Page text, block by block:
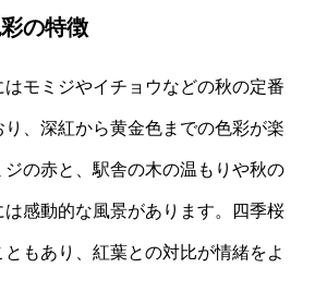
の特徴
はモミジやイチョウなどの秋の定番
、深紅から黄金色までの色彩が楽
ジの赤と、駅舎の木の温もりや秋の
感動的な風景があります。四季桜
もあり、紅葉との対比が情緒をよ